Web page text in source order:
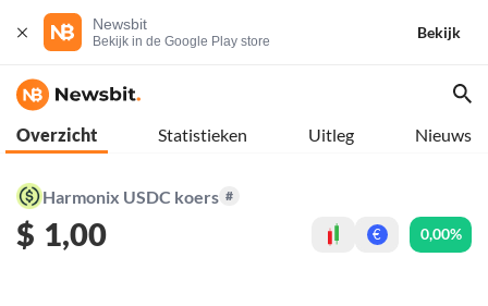
Newsbit
Bekijk in de Google Play store
Bekijk
Overzicht Statistieken Uitleg Nieuws
Harmonix USDC koers #
$ 1,00 € 0,00%